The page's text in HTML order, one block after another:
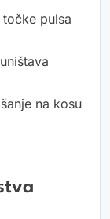
pulsa
na kosu